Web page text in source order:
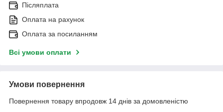
Післяплата
Оплата на рахунок
Оплата за посиланням
Всі умови оплати
Умови повернення
Повернення товару впродовж 14 днів за домовленістю